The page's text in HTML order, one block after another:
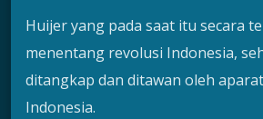
Huijer yang pada saat itu secara
menentang revolusi Indonesia,
ditangkap dan ditawan oleh
Indonesia.